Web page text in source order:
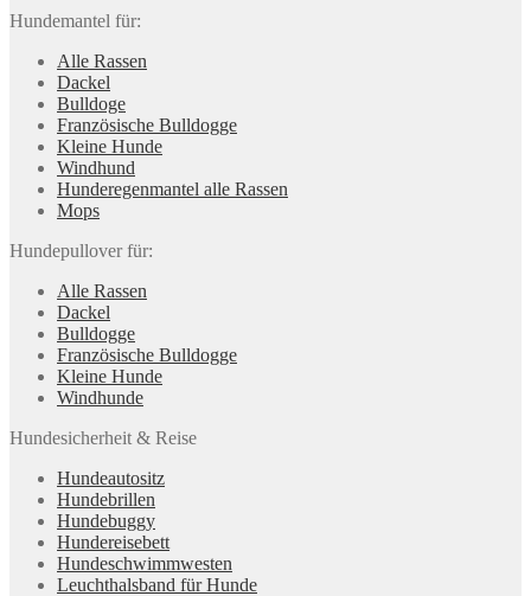
Hundemantel für:
Alle Rassen
Dackel
Bulldoge
Französische Bulldogge
Kleine Hunde
Windhund
Hunderegenman­tel alle Rassen
Mops
Hundepullover für:
Alle Rassen
Dackel
Bulldogge
Französische Bulldogge
Kleine Hunde
Windhunde
Hundesicherheit & Reise
Hundeautositz
Hundebrillen
Hundebuggy
Hundereisebett
Hundeschwimmwesten
Leuchthalsband für Hunde